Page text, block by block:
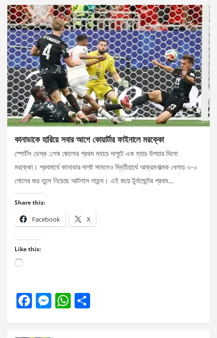
কানাডাকে হারিয়ে সবার আগে কোয়ার্টার ফাইনালে মরক্কো
স্পোর্টস ডেস্ক :শেষ ষোলোর প্রথম ম্যাচে দাপুটে এক ম্যাচ উপহার দিলো
মরক্কো। প্রথমার্ধে কানাডার দাপট সামলেও দ্বিতীয়ার্ধে আক্রমণাত্মক খেলায় ৩-০
গোলের জয় তুলে নিয়েছে আটলাস লায়ন্স। এই জয়ে টুর্নামেন্টের প্রথম…
Share this:
Facebook X
Like this:
Loading…
F
M W